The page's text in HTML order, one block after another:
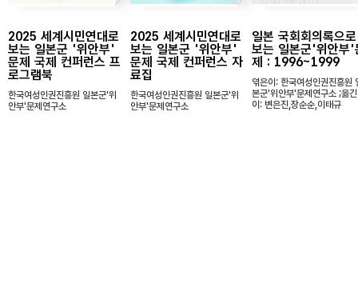
2025 세계시민연대로
보는 일본군 '위안부'
문제 국제 컨퍼런스 프
로그램북
한국여성인권진흥원 일본군'위
안부'문제연구소
2025 세계시민연대로
보는 일본군 '위안부'
문제 국제 컨퍼런스 자
료집
한국여성인권진흥원 일본군'위
안부'문제연구소
일본 국회회의록으로
보는 일본군'위안부'
제 : 1996~1999
엮은이: 한국여성인권진흥원
본군'위안부'문제연구소 ;옮긴
이: 변은진,장순순,이태규